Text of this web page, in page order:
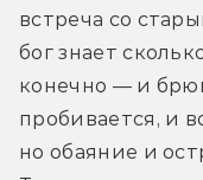
встреча со
бог знает
конечно — и
пробивается, и
но обаяние и